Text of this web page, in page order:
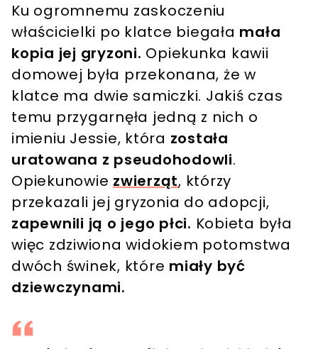
Ku ogromnemu zaskoczeniu
właścicielki po klatce biegała mała
kopia jej gryzoni. Opiekunka kawii
domowej była przekonana, że w
klatce ma dwie samiczki. Jakiś czas
temu przygarnęła jedną z nich o
imieniu Jessie, która została
uratowana z pseudohodowli.
Opiekunowie zwierząt, którzy
przekazali jej gryzonia do adopcji,
zapewnili ją o jego płci. Kobieta była
więc zdziwiona widokiem potomstwa
dwóch świnek, które miały być
dziewczynami.